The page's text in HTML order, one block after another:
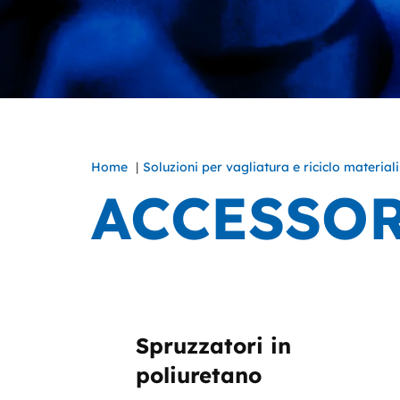
Home Soluzioni per vagliatura e riciclo materiali
Spruzzatori in
poliuretano